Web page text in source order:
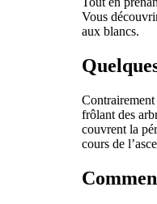
Vous
aux blancs.
frôlant des
couvrent la
cours de